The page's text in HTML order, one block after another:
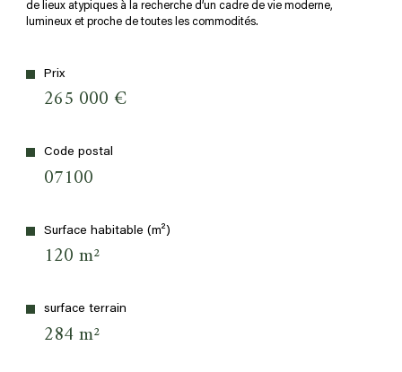
de lieux atypiques à la recherche d’un cadre de vie moderne,
lumineux et proche de toutes les commodités.
Prix
265 000 €
Code postal
07100
Surface habitable (m²)
120 m²
surface terrain
284 m²